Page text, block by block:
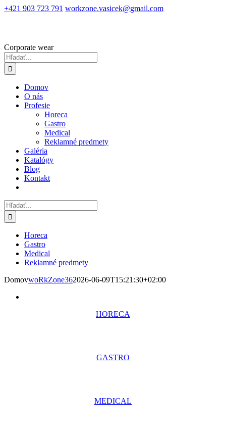
Skip
+421 903 723 791 workzone.vasicek@gmail.com
Corporate wear
Hľadať:
Domov
O nás
Profesie
Horeca
Gastro
Medical
Reklamné predmety
Galéria
Katalógy
Blog
Kontakt
Hľadať:
Horeca
Gastro
Medical
Reklamné predmety
DomovwoRkZone362026-06-09T15:21:30+02:00
HORECA
GASTRO
MEDICAL